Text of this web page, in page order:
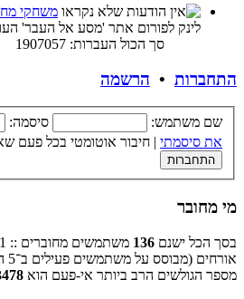
משחקי
לינק לפורום אתר 'מסע אל העבר'
סך הכול העברות: 1907057
התחברות • הרשמה
שם משתמש: סיסמה:
את סיסמתי | חיבור אוטומטי בכל פעם
מי מחובר
בסך הכל ישנם 136
אורחים (מבוסס על משתמשים פעילים ב־5 הדקות האחרונות)
מספר הגולשים הרב ביותר אי-פעם הוא